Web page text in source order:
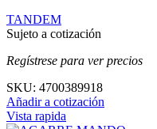
TANDEM
Sujeto a cotización
Regístrese para ver precios
SKU: 4700389918
Añadir a cotización
Vista rapida